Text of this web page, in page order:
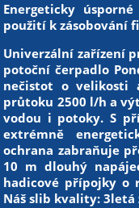
Energeticky
použití k zásobování
Univerzální zařízení
potoční čerpadlo
nečistot o
průtoku 2500 l/h a
vodou i potoky. S
extrémně
ochrana zabraňuje
10 m dlouhý
hadicové přípojky o
Náš slib kvality: 3letá